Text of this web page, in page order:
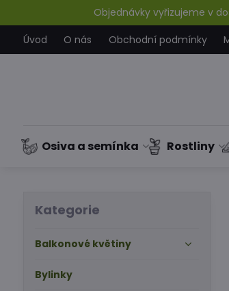
Objednávky vyřizujeme v
Úvod
O nás Obchodní podmínky
Osiva a semínka Rostliny
Kategorie
Balkonové květiny
Bylinky